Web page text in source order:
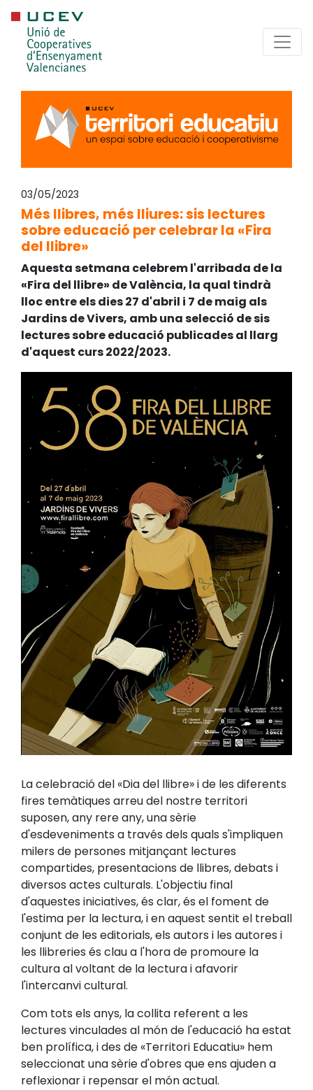
03/05/2023
Més llibres, més lliures: sis lectures
sobre educació per celebrar la «Fira
del llibre»
Aquesta setmana celebrem l'arribada de la
«Fira del llibre» de València, la qual tindrà
lloc entre els dies 27 d'abril i 7 de maig als
Jardins de Vivers, amb una selecció de sis
lectures sobre educació publicades al llarg
d'aquest curs 2022/2023.
La celebració del «Dia del llibre» i de les diferents
fires temàtiques arreu del nostre territori
suposen, any rere any, una sèrie
d'esdeveniments a través dels quals s'impliquen
milers de persones mitjançant lectures
compartides, presentacions de llibres, debats i
diversos actes culturals. L'objectiu final
d'aquestes iniciatives, és clar, és el foment de
l'estima per la lectura, i en aquest sentit el treball
conjunt de les editorials, els autors i les autores i
les llibreries és clau a l'hora de promoure la
cultura al voltant de la lectura i afavorir
l'intercanvi cultural.
Com tots els anys, la collita referent a les
lectures vinculades al món de l'educació ha estat
ben prolífica, i des de «Territori Educatiu» hem
seleccionat una sèrie d'obres que ens ajuden a
reflexionar i repensar el món actual.